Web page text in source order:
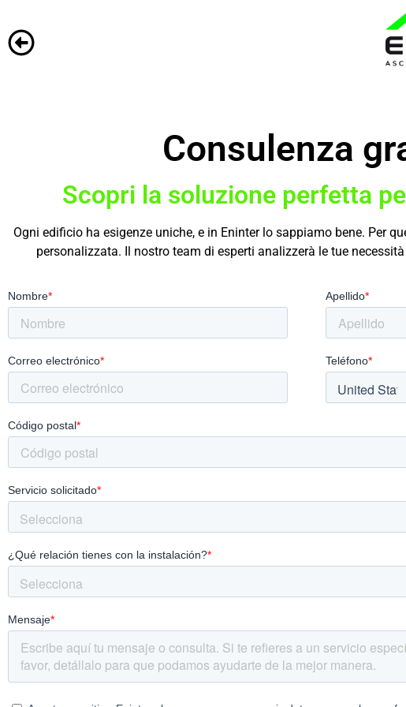
Consulenza
Scopri la soluzione perfetta
Ogni edificio ha esigenze uniche, e in Eninter lo sappiamo bene. Per
personalizzata. Il nostro team di esperti analizzerà le tue